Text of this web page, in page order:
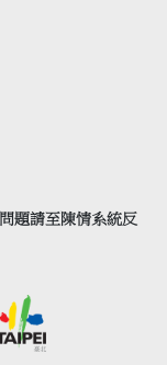
題請至陳情系統反